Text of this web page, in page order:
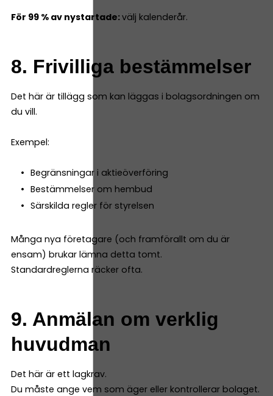
För 99 % av nystartade:välj kalenderår.
8. Frivilliga bestämmelser
Det här är tillägg som kan läggas i bolagsordningen om
du vill.
Exempel:
Begränsningar i aktieöverföring
Bestämmelser om hembud
Särskilda regler för styrelsen
Många nya företagare (och framförallt om du är
ensam) brukar lämna detta tomt.
Standardreglerna räcker ofta.
9. Anmälan om verklig
huvudman
Det här är ett lagkrav.
Du måste ange vem som äger eller kontrollerar bolaget.